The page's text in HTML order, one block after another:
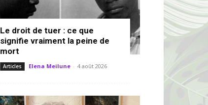
Le droit de tuer : ce que
signifie vraiment la peine de
mort
Articles Elena Meilune - 4 août 2026